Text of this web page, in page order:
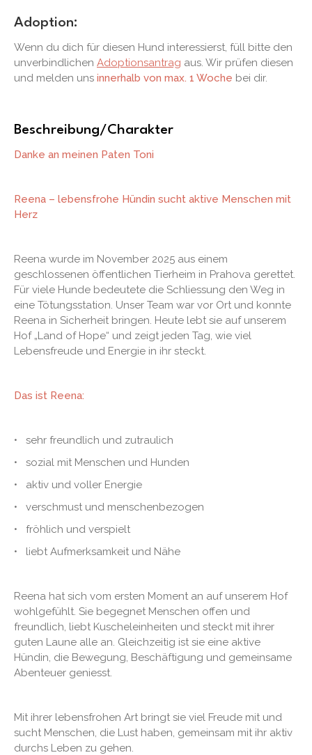
Adoption:
Wenn du dich für diesen Hund interessierst, füll bitte den
unverbindlichen Adoptionsantrag aus. Wir prüfen diesen
und melden uns innerhalb von max. 1 Woche bei dir.
Beschreibung/Charakter
Danke an meinen Paten Toni
Reena – lebensfrohe Hündin sucht aktive Menschen mit
Herz
Reena wurde im November 2025 aus einem
geschlossenen öffentlichen Tierheim in Prahova gerettet.
Für viele Hunde bedeutete die Schliessung den Weg in
eine Tötungsstation. Unser Team war vor Ort und konnte
Reena in Sicherheit bringen. Heute lebt sie auf unserem
Hof „Land of Hope“ und zeigt jeden Tag, wie viel
Lebensfreude und Energie in ihr steckt.
Das ist Reena:
• sehr freundlich und zutraulich
• sozial mit Menschen und Hunden
• aktiv und voller Energie
• verschmust und menschenbezogen
• fröhlich und verspielt
• liebt Aufmerksamkeit und Nähe
Reena hat sich vom ersten Moment an auf unserem Hof
wohlgefühlt. Sie begegnet Menschen offen und
freundlich, liebt Kuscheleinheiten und steckt mit ihrer
guten Laune alle an. Gleichzeitig ist sie eine aktive
Hündin, die Bewegung, Beschäftigung und gemeinsame
Abenteuer geniesst.
Mit ihrer lebensfrohen Art bringt sie viel Freude mit und
sucht Menschen, die Lust haben, gemeinsam mit ihr aktiv
durchs Leben zu gehen.